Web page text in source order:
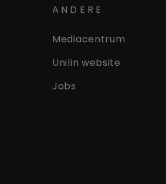
ANDERE
Mediacentrum
Unilin website
Jobs